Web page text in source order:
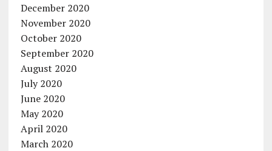
December 2020
November 2020
October 2020
September 2020
August 2020
July 2020
June 2020
May 2020
April 2020
March 2020